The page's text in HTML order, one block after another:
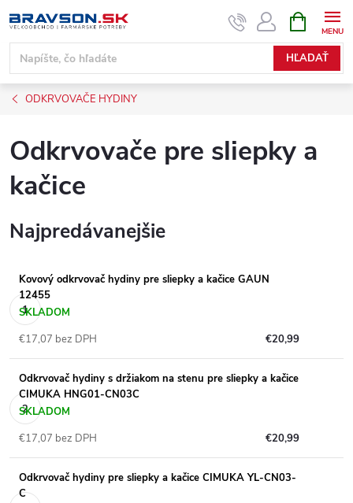
na
obsah
HĽADAŤ
KOŠÍK
ODKRVOVAČE HYDINY
Odkrvovače pre sliepky a
kačice
Najpredávanejšie
Kovový odkrvovač hydiny pre sliepky a kačice GAUN
12455
SKLADOM
€20,99
€17,07 bez DPH
Odkrvovač hydiny s držiakom na stenu pre sliepky a kačice
CIMUKA HNG01-CN03C
SKLADOM
€20,99
€17,07 bez DPH
Odkrvovač hydiny pre sliepky a kačice CIMUKA YL-CN03-
C